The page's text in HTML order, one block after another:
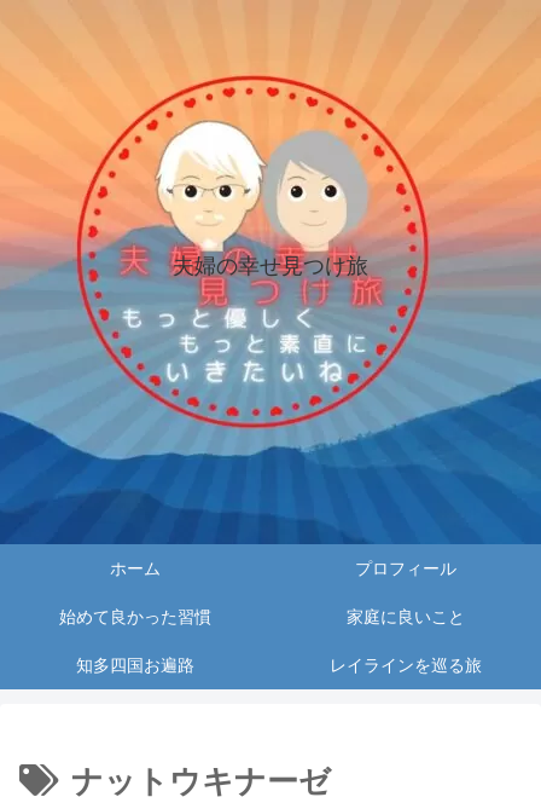
夫婦の幸せ見つけ旅
ホーム プロフィール
始めて良かった習慣 家庭に良いこと
知多四国お遍路 レイラインを巡る旅
ナットウキナーゼ